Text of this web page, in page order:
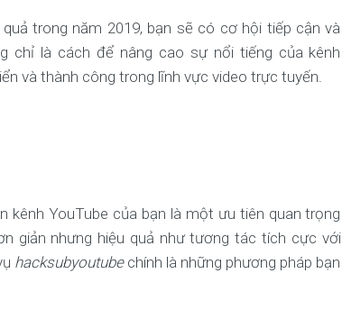
trong năm 2019, bạn sẽ có cơ hội tiếp cận và
chỉ là cách để nâng cao sự nổi tiếng của kênh
và thành công trong lĩnh vực video trực tuyến.
YouTube của bạn là một ưu tiên quan trọng
giản nhưng hiệu quả như tương tác tích cực với
hacksubyoutubechính là những phương pháp bạn